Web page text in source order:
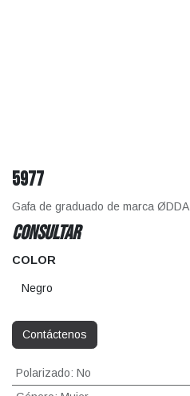
5977
Gafa de graduado de marca ØDDA
CONSULTAR
COLOR
Contáctenos
Polarizado: No